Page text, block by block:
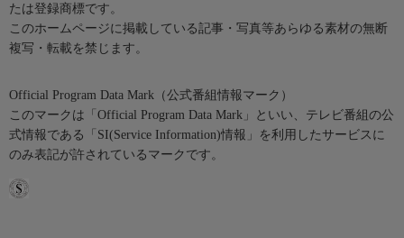
たは登録商標です。
このホームページに掲載している記事・写真等あらゆる素材の無断
複写・転載を禁じます。
Official Program Data Mark（公式番組情報マーク）
このマークは「Official Program Data Mark」といい、テレビ番組の公
式情報である「SI(Service Information)情報」を利用したサービスに
のみ表記が許されているマークです。